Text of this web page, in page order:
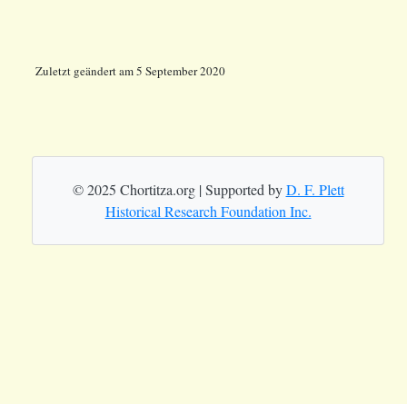
Zuletzt geändert am 5 September 2020
© 2025 Chortitza.org | Supported byD. F. Plett
Historical Research Foundation Inc.